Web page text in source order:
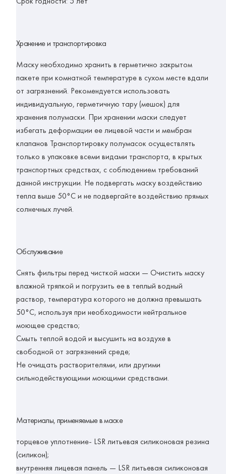
Хранение и транспортировка
Маску необходимо хранить в герметично закрытом
пакете при комнатной температуре в сухом месте вдали
от загрязнений. Рекомендуется использовать
индивидуальную, герметичную тару (мешок) для
хранения полумаски. При хранении маски следует
избегать деформации ее лицевой части и мембран
клапанов Транспортировку полумасок осуществлять
только в упаковке всеми видами транспорта, в крытых
транспортных средствах, с соблюдением требований
данной инструкции. Не подвергать маску воздействию
тепла выше 50°C и не подвергайте воздействию прямых
солнечных лучей.
Обслуживание
Снять фильтры перед чисткой маски — Очистить маску
влажной тряпкой и погрузить ее в теплый водный
раствор, температура которого не должна превышать
50°C, используя при необходимости нейтральное
моющее средство;
Смыть теплой водой и высушить на воздухе в
свободной от загрязнений среде;
Не очищать растворителями, или другими
сильнодействующими моющими средствами.
Материалы, применяемые в маске
торцевое уплотнение- LSR литьевая силиконовая резина
(cиликон);
внутренняя лицевая панель — LSR литьевая силиконовая